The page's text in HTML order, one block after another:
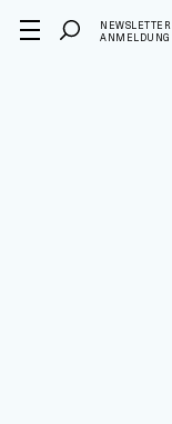
NEWSLETTER
ANMELDUNG